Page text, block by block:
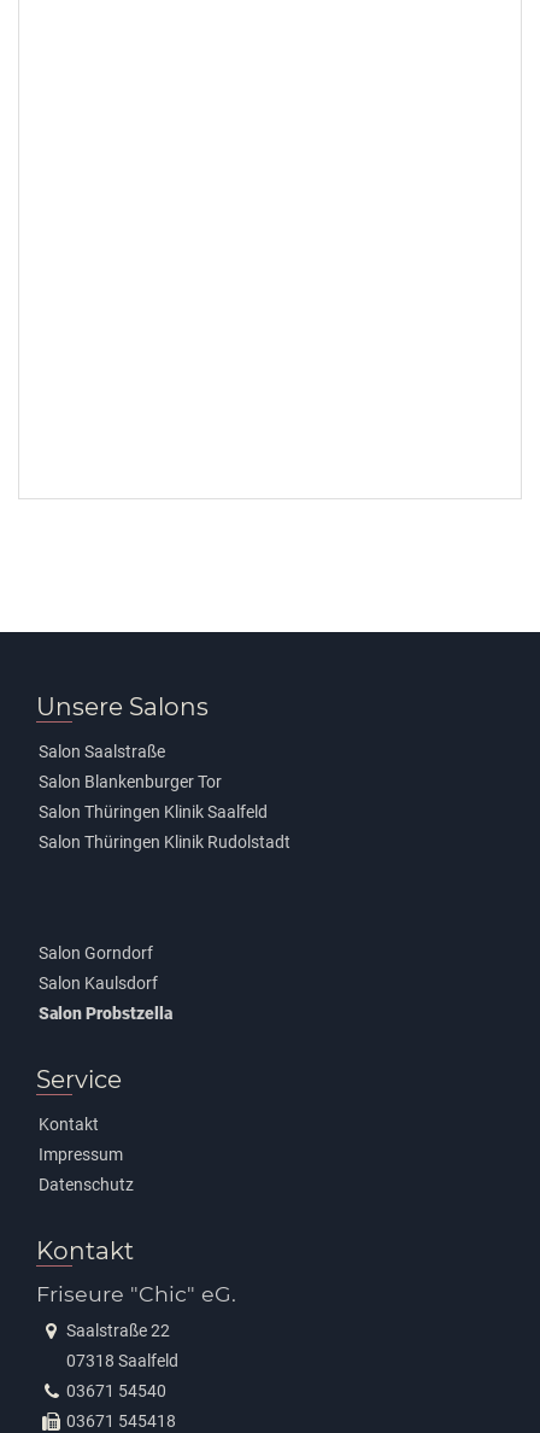
Unsere Salons
Salon Saalstraße
Salon Blankenburger Tor
Salon Thüringen Klinik Saalfeld
Salon Thüringen Klinik Rudolstadt
Salon Gorndorf
Salon Kaulsdorf
Salon Probstzella
Service
Kontakt
Impressum
Datenschutz
Kontakt
Friseure "Chic" eG.
Saalstraße 22
07318 Saalfeld
03671 54540
03671 545418